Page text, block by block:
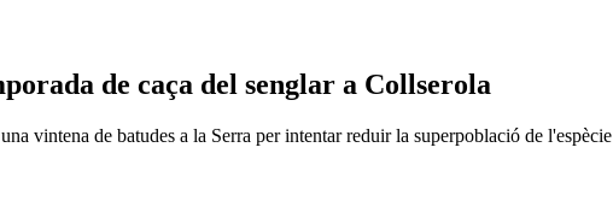
de caça del senglar a Collserola
vintena de batudes a la Serra per intentar reduir la superpoblació de l'espècie